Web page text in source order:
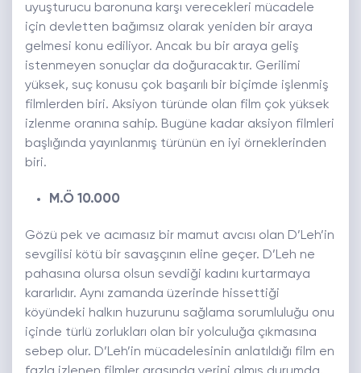
uyuşturucu baronuna karşı verecekleri mücadele
için devletten bağımsız olarak yeniden bir araya
gelmesi konu ediliyor. Ancak bu bir araya geliş
istenmeyen sonuçlar da doğuracaktır. Gerilimi
yüksek, suç konusu çok başarılı bir biçimde işlenmiş
filmlerden biri. Aksiyon türünde olan film çok yüksek
izlenme oranına sahip. Bugüne kadar aksiyon filmleri
başlığında yayınlanmış türünün en iyi örneklerinden
biri.
M.Ö 10.000
Gözü pek ve acımasız bir mamut avcısı olan D’Leh’in
sevgilisi kötü bir savaşçının eline geçer. D’Leh ne
pahasına olursa olsun sevdiği kadını kurtarmaya
kararlıdır. Aynı zamanda üzerinde hissettiği
köyündeki halkın huzurunu sağlama sorumluluğu onu
içinde türlü zorlukları olan bir yolculuğa çıkmasına
sebep olur. D’Leh’in mücadelesinin anlatıldığı film en